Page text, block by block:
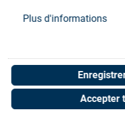
Plus d'informations
Accepter
Art. No. 02052805
Shop now